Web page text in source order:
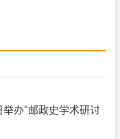
办“邮政史学术研讨